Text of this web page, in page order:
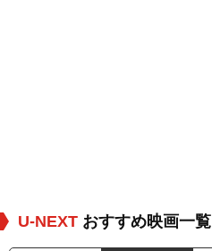
U-NEXT おすすめ映画一覧